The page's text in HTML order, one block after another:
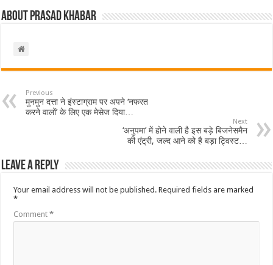
About Prasad Khabar
Previous
मुनमुन दत्ता ने इंस्टाग्राम पर अपने ‘नफरत
करने वालों’ के लिए एक मेसेज दिया…
Next
‘अनुपमा’ में होने वाली है इस बड़े बिजनेसमैन
की एंट्री, जल्द आने को है बड़ा ट्विस्ट…
Leave a Reply
Your email address will not be published. Required fields are marked
*
Comment*